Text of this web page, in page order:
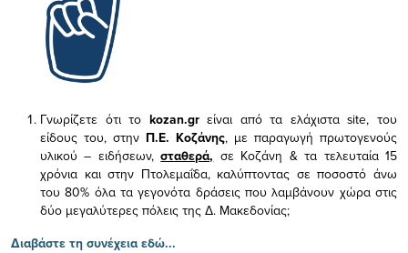
Γνωρίζετε ότι το kozan.gr είναι από τα ελάχισταsite, του
είδους του, στην Π.Ε. Κοζάνης, με παραγωγή πρωτογενούς
υλικού – ειδήσεων,σταθερά, σε Κοζάνη & τα τελευταία 15
χρόνια και στην Πτολεμαΐδα, καλύπτοντας σε ποσοστό άνω
του 80% όλα τα γεγονότα δράσεις που λαμβάνουν χώρα στις
δύο μεγαλύτερες πόλεις της Δ. Μακεδονίας;
Διαβάστε τη συνέχεια εδώ...